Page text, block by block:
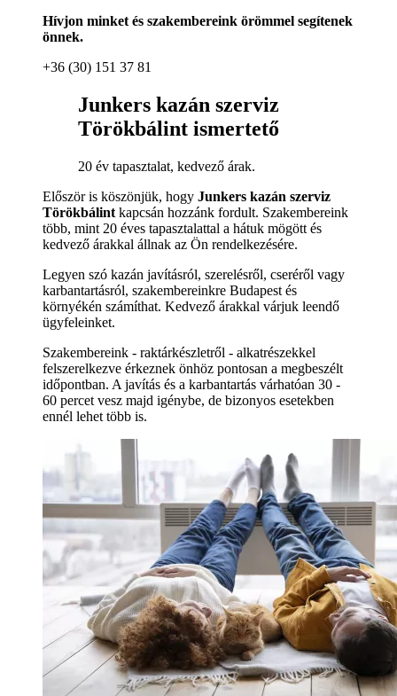
Hívjon minket és szakembereink örömmel segítenek
önnek.
+36 (30) 151 37 81
Junkers kazán szerviz
Törökbálint ismertető
20 év tapasztalat, kedvező árak.
Először is köszönjük, hogy Junkers kazán szerviz
Törökbálint kapcsán hozzánk fordult. Szakembereink
több, mint 20 éves tapasztalattal a hátuk mögött és
kedvező árakkal állnak az Ön rendelkezésére.
Legyen szó kazán javításról, szerelésről, cseréről vagy
karbantartásról, szakembereinkre Budapest és
környékén számíthat. Kedvező árakkal várjuk leendő
ügyfeleinket.
Szakembereink - raktárkészletről - alkatrészekkel
felszerelkezve érkeznek önhöz pontosan a megbeszélt
időpontban. A javítás és a karbantartás várhatóan 30 -
60 percet vesz majd igénybe, de bizonyos esetekben
ennél lehet több is.